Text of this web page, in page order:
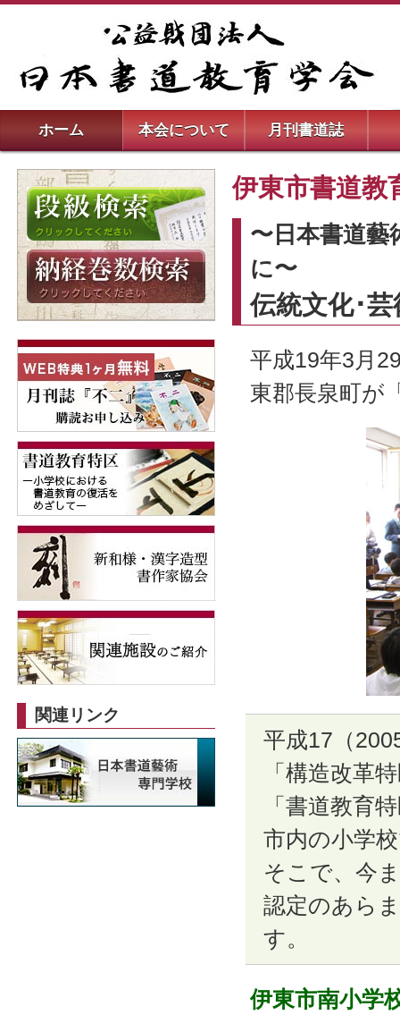
ホーム 本会について 月刊書道誌
伊東市書道教
〜日本書道藝
に〜
伝統文化･
平成19年3月
東郡長泉町が
平成17（
「構造改革
「書道教育
市内の小学
そこで、今
認定のあら
す。
伊東市南小学
関連リンク